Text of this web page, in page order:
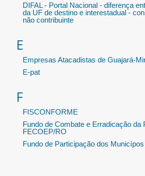
DIFAL - Portal Nacional - diferença
da UF de destino e interestadual -
não contribuinte
E
Empresas Atacadistas de Guajará-
E-pat
F
FISCONFORME
Fundo de Combate e Erradicação da
FECOEP/RO
Fundo de Participação dos Municípos